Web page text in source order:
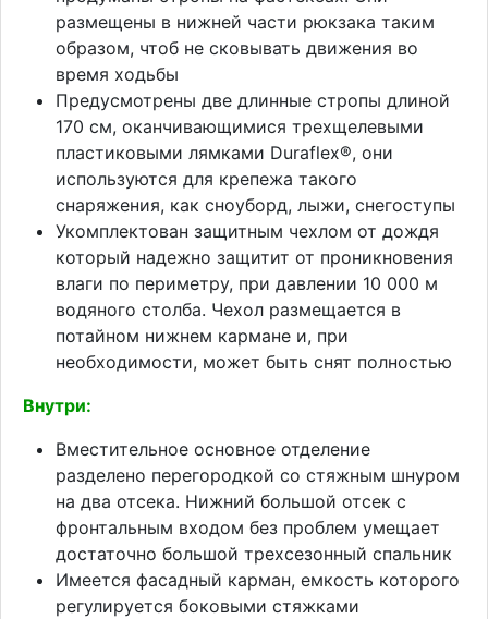
размещены в нижней части рюкзака таким
образом, чтоб не сковывать движения во
время ходьбы
Предусмотрены две длинные стропы длиной
170 см, оканчивающимися трехщелевыми
пластиковыми лямками Duraflex®, они
используются для крепежа такого
снаряжения, как сноуборд, лыжи, снегоступы
Укомплектован защитным чехлом от дождя
который надежно защитит от проникновения
влаги по периметру, при давлении 10 000 м
водяного столба. Чехол размещается в
потайном нижнем кармане и, при
необходимости, может быть снят полностью
Внутри:
Вместительное основное отделение
разделено перегородкой со стяжным шнуром
на два отсека. Нижний большой отсек с
фронтальным входом без проблем умещает
достаточно большой трехсезонный спальник
Имеется фасадный карман, емкость которого
регулируется боковыми стяжками